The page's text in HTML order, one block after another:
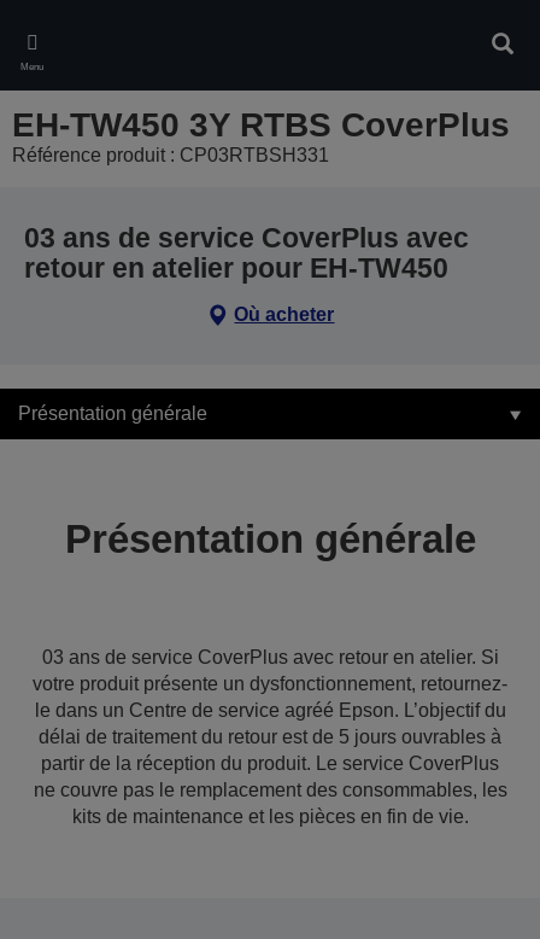
main
content
Menu
EH-TW450 3Y RTBS CoverPlus
Référence produit : CP03RTBSH331
03 ans de service CoverPlus avec
retour en atelier pour EH-TW450
Où acheter
Présentation générale
Présentation générale
03 ans de service CoverPlus avec retour en atelier. Si
votre produit présente un dysfonctionnement, retournez-
le dans un Centre de service agréé Epson. L’objectif du
délai de traitement du retour est de 5 jours ouvrables à
partir de la réception du produit. Le service CoverPlus
ne couvre pas le remplacement des consommables, les
kits de maintenance et les pièces en fin de vie.